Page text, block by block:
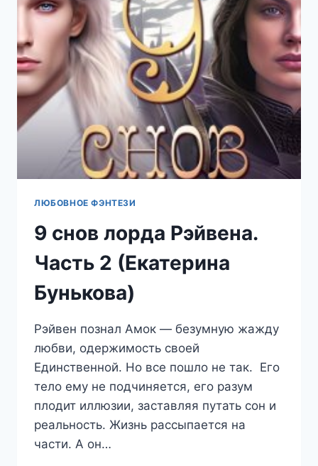
МАРИКА)
ЛЮБОВНОЕ ФЭНТЕЗИ
9 снов лорда Рэйвена.
Часть 2 (Екатерина
Бунькова)
Рэйвен познал Амок — безумную жажду
любви, одержимость своей
Единственной. Но все пошло не так. Его
тело ему не подчиняется, его разум
плодит иллюзии, заставляя путать сон и
реальность. Жизнь рассыпается на
части. А он…